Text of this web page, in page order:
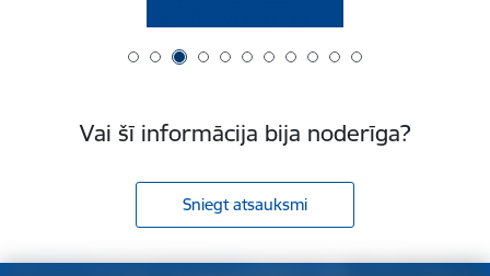
Vai šī informācija bija noderīga?
Sniegt atsauksmi